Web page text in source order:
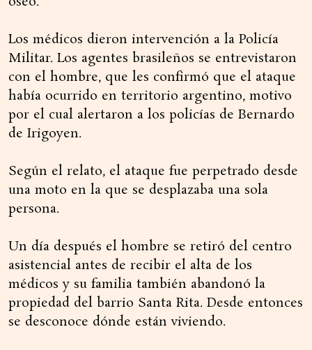
Los médicos dieron intervención a la Policía
Militar. Los agentes brasileños se entrevistaron
con el hombre, que les confirmó que el ataque
había ocurrido en territorio argentino, motivo
por el cual alertaron a los policías de Bernardo
de Irigoyen.
Según el relato, el ataque fue perpetrado desde
una moto en la que se desplazaba una sola
persona.
Un día después el hombre se retiró del centro
asistencial antes de recibir el alta de los
médicos y su familia también abandonó la
propiedad del barrio Santa Rita. Desde entonces
se desconoce dónde están viviendo.